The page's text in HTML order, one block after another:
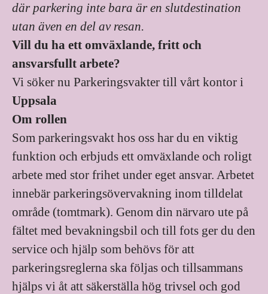
där parkering inte bara är en slutdestination
utan även en del av resan.
Vill du ha ett omväxlande, fritt och
ansvarsfullt arbete?
Vi söker nu Parkeringsvakter till vårt kontor i
Uppsala
Om rollen
Som parkeringsvakt hos oss har du en viktig
funktion och erbjuds ett omväxlande och roligt
arbete med stor frihet under eget ansvar. Arbetet
innebär parkeringsövervakning inom tilldelat
område (tomtmark). Genom din närvaro ute på
fältet med bevakningsbil och till fots ger du den
service och hjälp som behövs för att
parkeringsreglerna ska följas och tillsammans
hjälps vi åt att säkerställa hög trivsel och god